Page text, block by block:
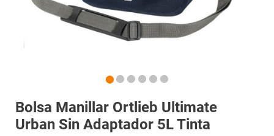
Bolsa Manillar Ortlieb Ultimate
Urban Sin Adaptador 5L Tinta